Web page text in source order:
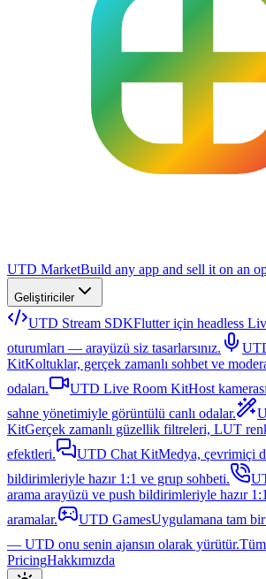
UTD MarketBuild any app and sell it on an
Geliştiriciler
UTD Stream SDKFlutter için headless
oturumları — arayüzü siz tasarlarsınız.
KitKoltuklar, gerçek zamanlı sohbet ve
odaları.
UTD Live Room KitHost
sahne yönetimiyle görüntülü canlı odalar.
KitGerçek zamanlı güzellik filtreleri, LUT
efektleri.
UTD Chat KitMedya, çevrimiçi
bildirimleriyle hazır 1:1 ve grup sohbeti.
arama arayüzü ve push bildirimleriyle hazır
aramalar.
UTD GamesUygulamana tam
— UTD onu senin ajansın olarak yürütür.
PricingHakkımızda